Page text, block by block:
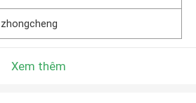
zhongcheng
Xem thêm